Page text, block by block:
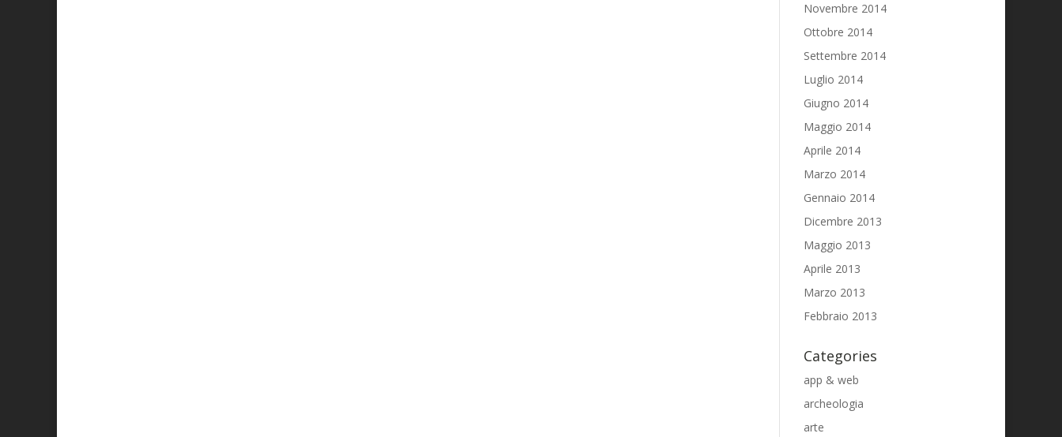
Novembre 2014
Ottobre 2014
Settembre 2014
Luglio 2014
Giugno 2014
Maggio 2014
Aprile 2014
Marzo 2014
Gennaio 2014
Dicembre 2013
Maggio 2013
Aprile 2013
Marzo 2013
Febbraio 2013
Categories
app & web
archeologia
arte